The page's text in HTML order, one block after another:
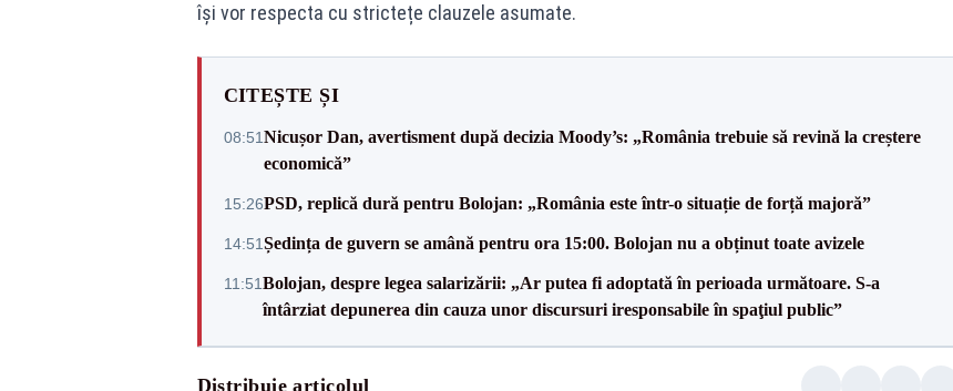
își vor respecta cu strictețe clauzele asumate.
CITEȘTE ȘI
08:51Nicușor Dan, avertisment după decizia Moody’s: „România trebuie să revină la creștere
economică”
15:26PSD, replică dură pentru Bolojan: „România este într-o situație de forță majoră”
14:51Ședința de guvern se amână pentru ora 15:00. Bolojan nu a obținut toate avizele
11:51Bolojan, despre legea salarizării: „Ar putea fi adoptată în perioada următoare. S-a
întârziat depunerea din cauza unor discursuri iresponsabile în spaţiul public”
Distribuie articolul